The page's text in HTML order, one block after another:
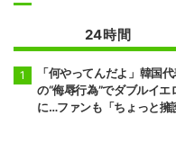
24時間
「何やってんだよ」韓国
の“侮辱行為”でダブルイ
に…ファンも「ちょっと擁